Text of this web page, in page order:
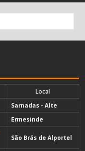
Local
Sarnadas - Alte
Ermesinde
São Brás de Alportel